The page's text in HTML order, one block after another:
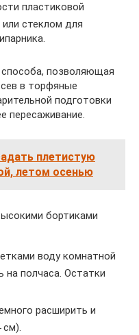
пластиковой
стеклом для
позволяющая
в торфяные
подготовки
пересаживание.
плетистую
летом осенью
бортиками
воду комнатной
на полчаса. Остатки
расширить и
см).